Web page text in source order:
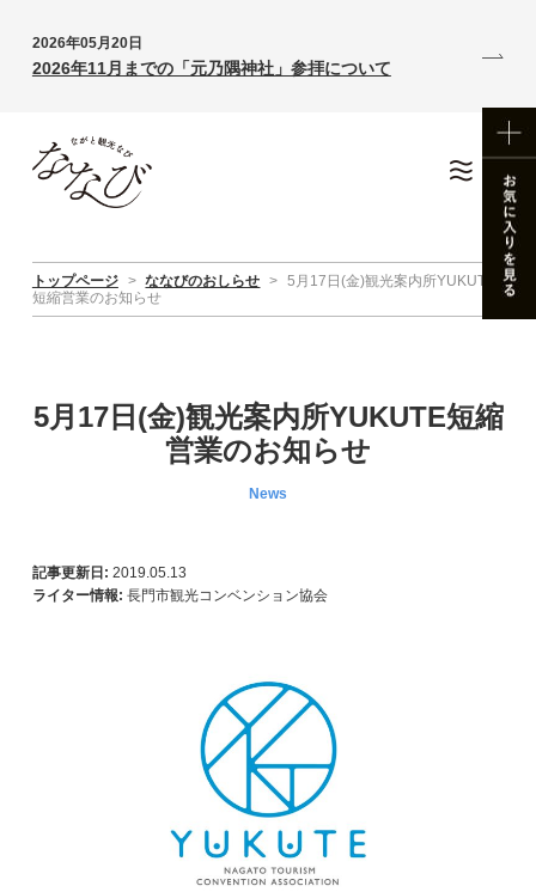
2026年05月20日
2026年11月までの「元乃隅神社」参拝について
トップページ > ななびのおしらせ > 5月17日(金)観光案内所YUKUTE
短縮営業のお知らせ
5月17日(金)観光案内所YUKUTE短縮
営業のお知らせ
News
記事更新日: 2019.05.13
ライター情報: 長門市観光コンベンション協会